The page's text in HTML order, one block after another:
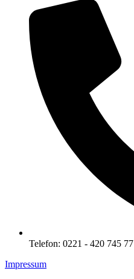
Telefon: 0221 - 420 745 77
Impressum